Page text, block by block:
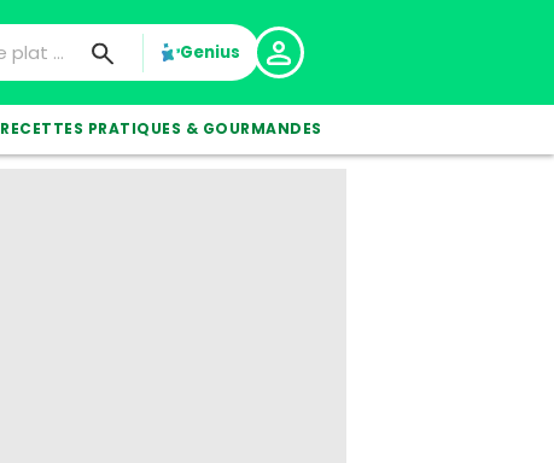
Genius
RECETTES PRATIQUES & GOURMANDES